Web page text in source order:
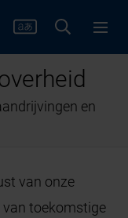
en
van onze
toekomstige